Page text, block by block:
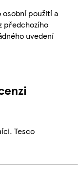
osobní použití a
předchozího
uvedení
Tesco